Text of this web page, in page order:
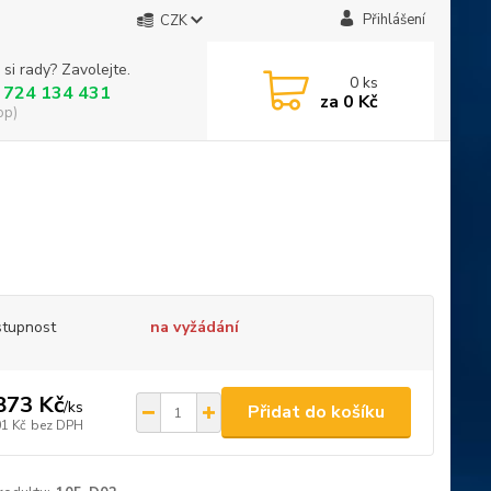
CZK Přihlášení
rady? Zavolejte.
134 431 0ks
za 0 Kč
na vyžádání
Kč/ks
Kč bez DPH
Přidat do košíku